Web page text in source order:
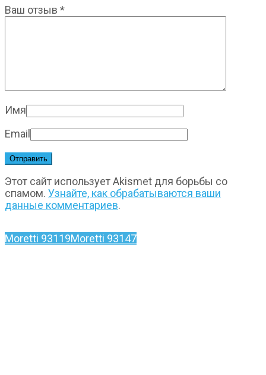
Ваш отзыв *
Имя
Email
Этот сайт использует Akismet для борьбы со
спамом. Узнайте, как обрабатываются ваши
данные комментариев.
Moretti 93119Moretti 93147